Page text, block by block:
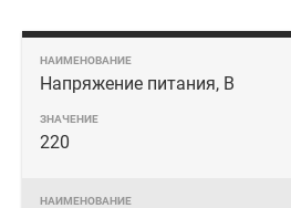
Напряжение питания, В
220